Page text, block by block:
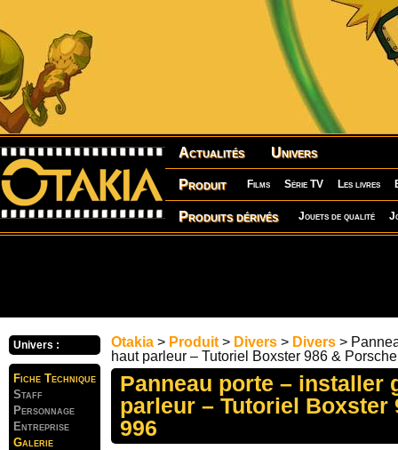
Actualités Univers
Produit Films Série TV Les livres
Produits dérivés Jouets de qualité
Univers :
Fiche Technique
Staff
Personnage
Entreprise
Galerie
Otakia > Produit > Divers > Divers >
haut parleur – Tutoriel Boxster 986 &
Panneau porte – installer
parleur – Tutoriel Boxster
996